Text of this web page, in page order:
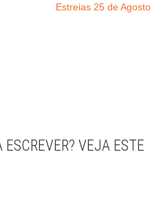
Estreias 25 de Agosto
VEJA ESTE